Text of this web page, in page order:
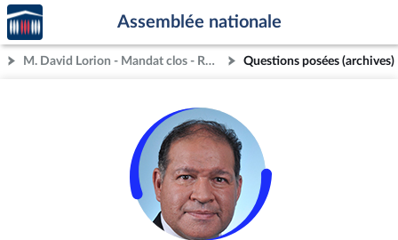
Aller au contenu
Aller en bas de la page
Accèder
à la
page
d'accueil
Assemblée nationale
M. David Lorion - Mandat clos - Réunion (4e circonscription) Questions posées (archives)